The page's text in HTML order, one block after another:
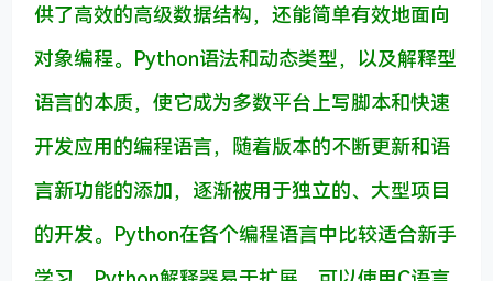
供了高效的高级数据结构，还能简单有效地面向
对象编程。Python语法和动态类型，以及解释型
语言的本质，使它成为多数平台上写脚本和快速
开发应用的编程语言，随着版本的不断更新和语
言新功能的添加，逐渐被用于独立的、大型项目
的开发。Python在各个编程语言中比较适合新手